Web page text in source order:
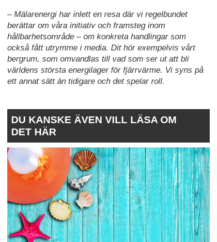
– Mälarenergi har inlett en resa där vi regelbundet
berättar om våra initiativ och framsteg inom
hållbarhetsområde – om konkreta handlingar som
också fått utrymme i media. Dit hör exempelvis vårt
bergrum, som omvandlas till vad som ser ut att bli
världens största energilager för fjärrvärme. Vi syns på
ett annat sätt än tidigare och det spelar roll.
DU KANSKE ÄVEN VILL LÄSA OM
DET HÄR